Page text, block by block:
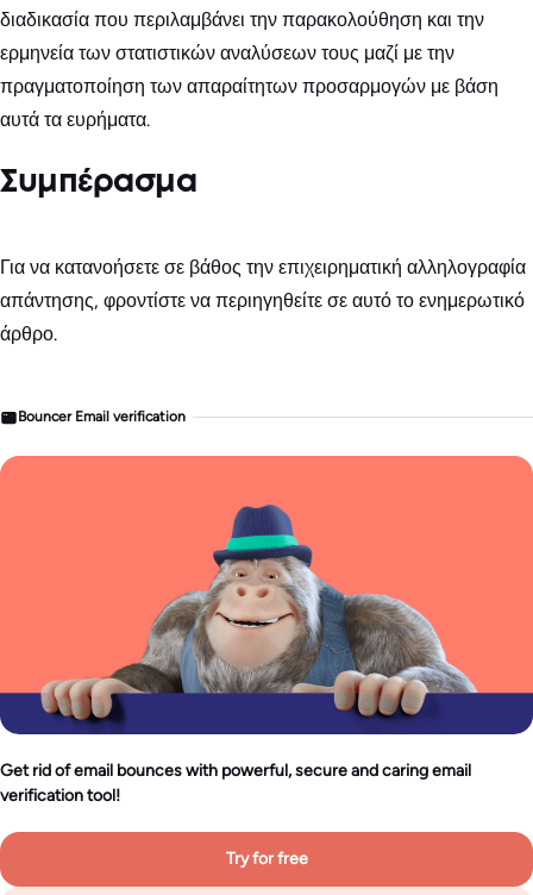
διαδικασία που περιλαμβάνει την παρακολούθηση και την
ερμηνεία των στατιστικών αναλύσεων τους μαζί με την
πραγματοποίηση των απαραίτητων προσαρμογών με βάση
αυτά τα ευρήματα.
Συμπέρασμα
Για να κατανοήσετε σε βάθος την επιχειρηματική αλληλογραφία
απάντησης, φροντίστε να περιηγηθείτε σε αυτό το ενημερωτικό
άρθρο.
Bouncer Email verification
Get rid of email bounces with powerful, secure and caring email
verification tool!
Try for free